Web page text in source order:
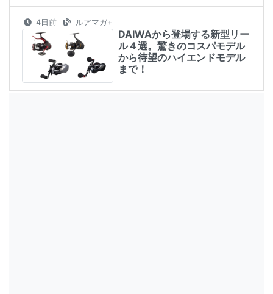
4日前 ルアマガ+
DAIWAから登場する新型リー
ル４選。驚きのコスパモデル
から待望のハイエンドモデル
まで！